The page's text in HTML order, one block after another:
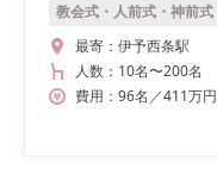
教会式・人前式・神前式
最寄： 伊予西条駅
人数： 10名〜200名
費用： 96名 ／411万円